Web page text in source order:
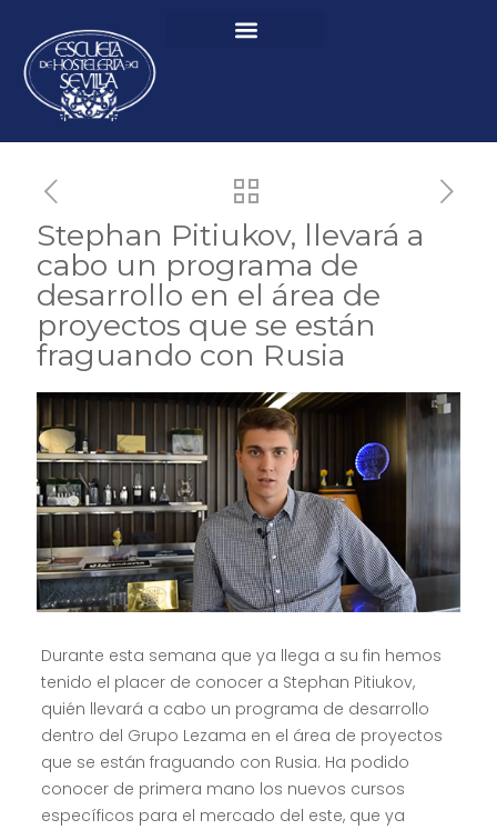
Stephan Pitiukov, llevará a
cabo un programa de
desarrollo en el área de
proyectos que se están
fraguando con Rusia
Durante esta semana que ya llega a su fin hemos
tenido el placer de conocer a Stephan Pitiukov,
quién llevará a cabo un programa de desarrollo
dentro del Grupo Lezama en el área de proyectos
que se están fraguando con Rusia. Ha podido
conocer de primera mano los nuevos cursos
específicos para el mercado del este, que ya